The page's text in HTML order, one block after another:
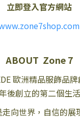
立即登入官方網站
ABOUT Zone 7
歐洲精品服飾品
後創立的第二個生
走向世界，自信的